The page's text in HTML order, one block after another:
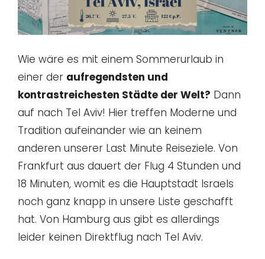
Wie wäre es mit einem Sommerurlaub in
einer der aufregendsten und
kontrastreichesten Städte der Welt? Dann
auf nach Tel Aviv! Hier treffen Moderne und
Tradition aufeinander wie an keinem
anderen unserer Last Minute Reiseziele. Von
Frankfurt aus dauert der Flug 4 Stunden und
18 Minuten, womit es die Hauptstadt Israels
noch ganz knapp in unsere Liste geschafft
hat. Von Hamburg aus gibt es allerdings
leider keinen Direktflug nach Tel Aviv.